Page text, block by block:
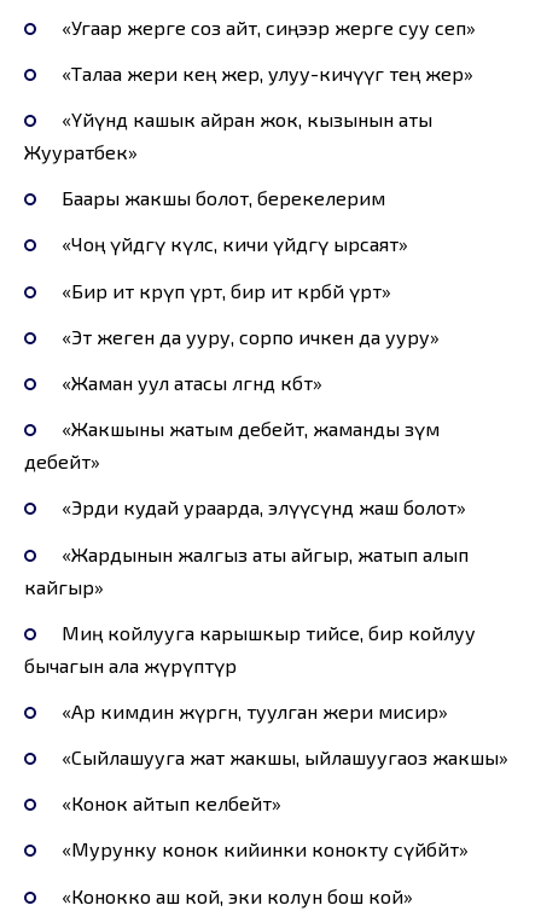
«Угаар жерге соз айт, сиңээр жерге суу сеп»
«Талаа жери кең жер, улуу-кичүүгө тең жер»
«Үйүндө кашык айран жок, кызынын аты
Жууратбек»
Баары жакшы болот, берекелерим
«Чоң үйдөгү күлсө, кичи үйдөгү ырсаят»
«Бир ит көрүп үрөт, бир ит көрбөй үрөт»
«Эт жеген да ууру, сорпо ичкен да ууру»
«Жаман уул атасы өлгөндө көбөт»
«Жакшыны жатым дебейт, жаманды өзүм
дебейт»
«Эрди кудай ураарда, элүүсүндө жаш болот»
«Жардынын жалгыз аты айгыр, жатып алып
кайгыр»
Миң койлууга карышкыр тийсе, бир койлуу
бычагын ала жүрүптүр
«Ар кимдин жүргөн, туулган жери мисир»
«Сыйлашууга жат жакшы, ыйлашуугаоз жакшы»
«Конок айтып келбейт»
«Мурунку конок кийинки конокту сүйбөйт»
«Конокко аш кой, эки колун бош кой»